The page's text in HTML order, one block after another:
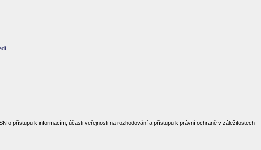
o přístupu k informacím, účasti veřejnosti na rozhodování a přístupu k právní ochraně v záležitostech